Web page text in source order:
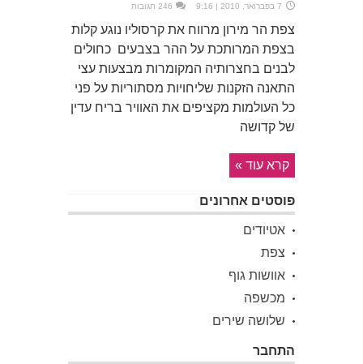
7 בפברואר, 2010 | 9:16 246 תגובות
צפת הר מירון מרווח את קרסוליו נוגע קלות
בצפת המרותכת על ההר בצבעים כחולים
לבנים בחצרותיה המקומרות מבצעות עצי
התאנה הזקנות שליחויות מסתוריות על פני
כל העולמות מקציפים את האוויר בריח עדין
של קדושה
קרא עוד »
פוסטים אחרונים
אטיודים
צפת
אוושות גוף
מכשפה
שלושה שירים
התחבר